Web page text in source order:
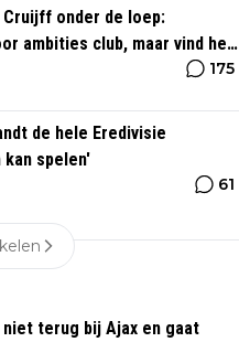
onder de loep:
ambities club, maar vind het
175
de hele Eredivisie
spelen'
61
terug bij Ajax en gaat